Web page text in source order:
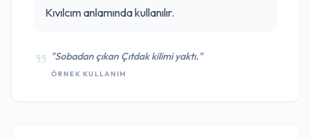
Kıvılcım anlamında kullanılır.
"Sobadan çıkan Çıtdak kilimi yaktı."
ÖRNEK KULLANIM